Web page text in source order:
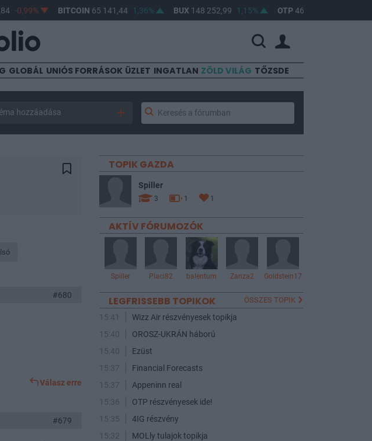
-0,99% BITCOIN65 141,44 1,36% BUX 148 252,99 1,15% OTP 46 820
GLOBÁL UNIÓS FORRÁSOK ÜZLET INGATLAN ZÖLD VILÁG TŐZSDE
hozzáadása
#680
Válasz erre
#679
TOPIK GAZDA
Spiller
3 1 1
AKTÍV FÓRUMOZÓK
Spiller Placi82 balentum Zanza2 Goldstein17
LEGFRISSEBB TOPIKOK ÖSSZES TOPIK
15:41
Wizz Air részvényesek topikja
15:40
OROSZ-UKRÁN háború
15:40
Ezüst
15:37
Financial Forecasts
15:37
Appeninn real
15:36
OTP részvényesek ide!
15:35
4IG részvény
15:32
MOLly tulajok topikja